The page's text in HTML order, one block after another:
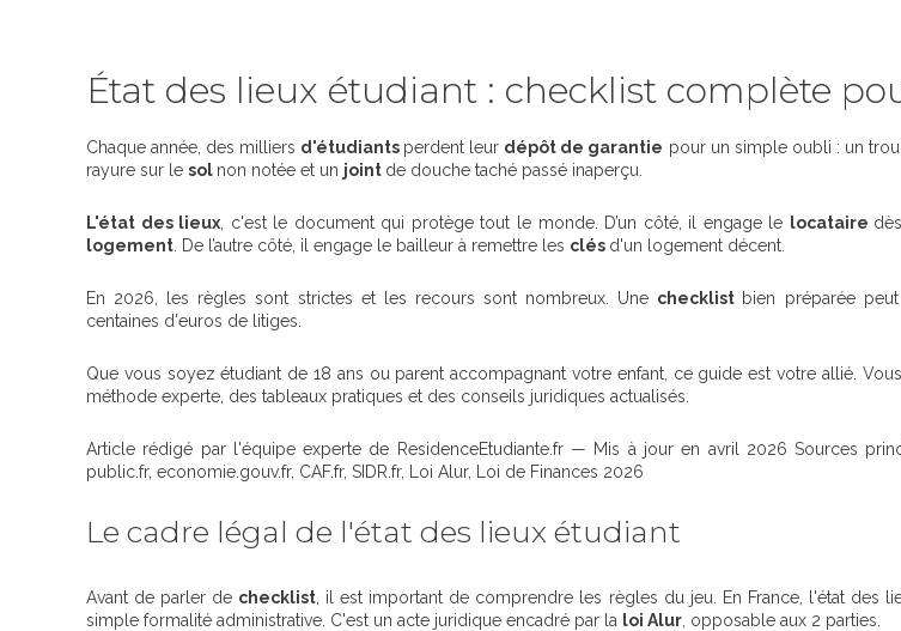
État des lieux étudiant : checklist complète
Chaque année, des milliers d'étudiants perdent leur dépôt de garantie pour un simple oubli : un
rayure sur le sol non notée et un joint de douche taché passé inaperçu.
L'état des lieux , c'est le document qui protège tout le monde. D’un côté, il engage le locataire
logement . De l’autre côté, il engage le bailleur à remettre les clés d'un logement décent.
En 2026, les règles sont strictes et les recours sont nombreux. Une checklist bien préparée
centaines d'euros de litiges.
Que vous soyez étudiant de 18 ans ou parent accompagnant votre enfant, ce guide est votre allié.
méthode experte, des tableaux pratiques et des conseils juridiques actualisés.
Article rédigé par l'équipe experte de ResidenceEtudiante.fr — Mis à jour en avril 2026 Sources
public.fr, economie.gouv.fr, CAF.fr, SIDR.fr, Loi Alur, Loi de Finances 2026
Le cadre légal de l'état des lieux étudiant
Avant de parler de checklist , il est important de comprendre les règles du jeu. En France, l'état des
simple formalité administrative. C'est un acte juridique encadré par la loi Alur , opposable aux 2 parties.